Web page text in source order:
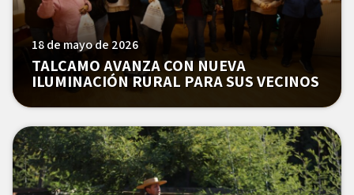
18 de mayo de 2026
TALCAMO AVANZA CON NUEVA
ILUMINACIÓN RURAL PARA SUS VECINOS